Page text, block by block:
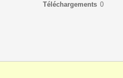
Téléchargements 0